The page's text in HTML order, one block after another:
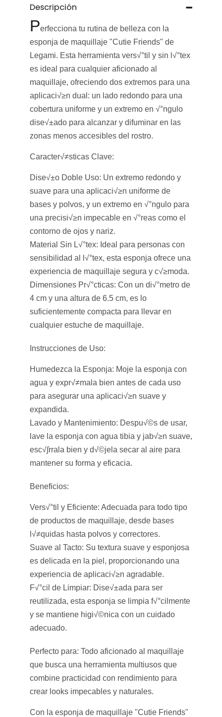
Descripción
Perfecciona tu rutina de belleza con la
esponja de maquillaje "Cutie Friends" de
Legami. Esta herramienta vers√°til y sin l√°tex
es ideal para cualquier aficionado al
maquillaje, ofreciendo dos extremos para una
aplicaci√≥n dual: un lado redondo para una
cobertura uniforme y un extremo en √°ngulo
dise√±ado para alcanzar y difuminar en las
zonas menos accesibles del rostro.
Caracter√≠sticas Clave:
Dise√±o Doble Uso: Un extremo redondo y
suave para una aplicaci√≥n uniforme de
bases y polvos, y un extremo en √°ngulo para
una precisi√≥n impecable en √°reas como el
contorno de ojos y nariz.
Material Sin L√°tex: Ideal para personas con
sensibilidad al l√°tex, esta esponja ofrece una
experiencia de maquillaje segura y c√≥moda.
Dimensiones Pr√°cticas: Con un di√°metro de
4 cm y una altura de 6.5 cm, es lo
suficientemente compacta para llevar en
cualquier estuche de maquillaje.
Instrucciones de Uso:
Humedezca la Esponja: Moje la esponja con
agua y expr√≠mala bien antes de cada uso
para asegurar una aplicaci√≥n suave y
expandida.
Lavado y Mantenimiento: Despu√©s de usar,
lave la esponja con agua tibia y jab√≥n suave,
esc√∫rrala bien y d√©jela secar al aire para
mantener su forma y eficacia.
Beneficios:
Vers√°til y Eficiente: Adecuada para todo tipo
de productos de maquillaje, desde bases
l√≠quidas hasta polvos y correctores.
Suave al Tacto: Su textura suave y esponjosa
es delicada en la piel, proporcionando una
experiencia de aplicaci√≥n agradable.
F√°cil de Limpiar: Dise√±ada para ser
reutilizada, esta esponja se limpia f√°cilmente
y se mantiene higi√©nica con un cuidado
adecuado.
Perfecto para: Todo aficionado al maquillaje
que busca una herramienta multiusos que
combine practicidad con rendimiento para
crear looks impecables y naturales.
Con la esponja de maquillaje "Cutie Friends"